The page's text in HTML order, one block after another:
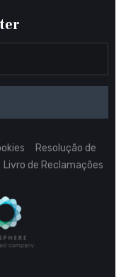
Resolução de
Livro de Reclamações